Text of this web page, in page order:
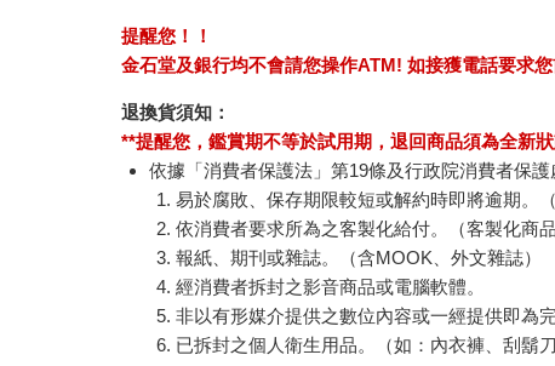
提醒您！！
金石堂及銀行均不會請您操作ATM! 如接獲電話要求
退換貨須知：
**提醒您，鑑賞期不等於試用期，退回商品須為全新
依據「消費者保護法」第19條及行政院消費者保
易於腐敗、保存期限較短或解約時即將逾期。
依消費者要求所為之客製化給付。（客製化商品
報紙、期刊或雜誌。（含MOOK、外文雜誌）
經消費者拆封之影音商品或電腦軟體。
非以有形媒介提供之數位內容或一經提供即為
已拆封之個人衛生用品。（如：內衣褲、刮鬍